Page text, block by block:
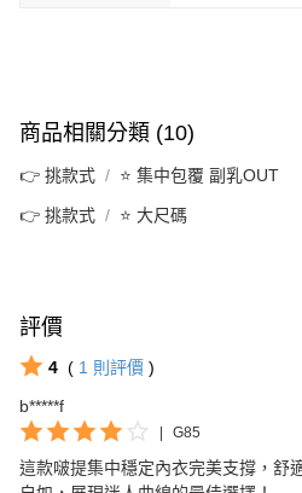
商品相關分類 (10)
👉 挑款式 ⭐ 集中包覆 副乳OUT
👉 挑款式 ⭐ 大尺碼
評價
4 ( 1 則評價 )
b*****f
G85
這款啵提集中穩定內衣完美支撐，舒